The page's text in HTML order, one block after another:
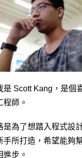
是 Scott Kang，是個
程師。
是為了想踏入程式設
手所打造，希望能夠
進步。